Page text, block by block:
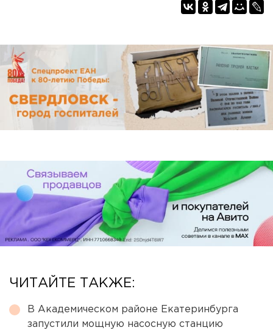
ЧИТАЙТЕ ТАКЖЕ:
В Академическом районе Екатеринбурга
запустили мощную насосную станцию